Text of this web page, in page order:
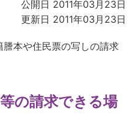
公開日 2011年03月23日
更新日 2011年03月23日
本や住民票の写しの請求
の請求できる場